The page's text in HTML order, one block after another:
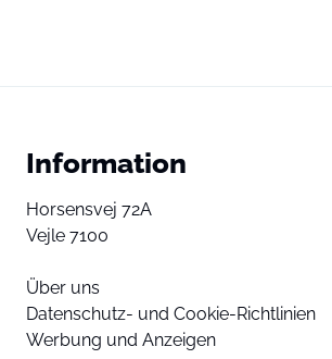
Information
Horsensvej 72A
Vejle 7100
Über uns
Datenschutz- und Cookie-Richtlinien
Werbung und Anzeigen